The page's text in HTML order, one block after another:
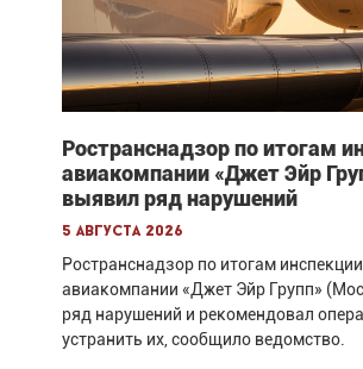
Ространснадзор по итогам
авиакомпании «Джет Эйр
выявил ряд нарушений
5 августа 2026
Ространснадзор по итогам инспекции
авиакомпании «Джет Эйр Групп»
ряд нарушений и рекомендовал
устранить их, сообщило ведомство.